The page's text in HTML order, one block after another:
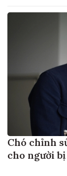
Chó chỉnh
cho người